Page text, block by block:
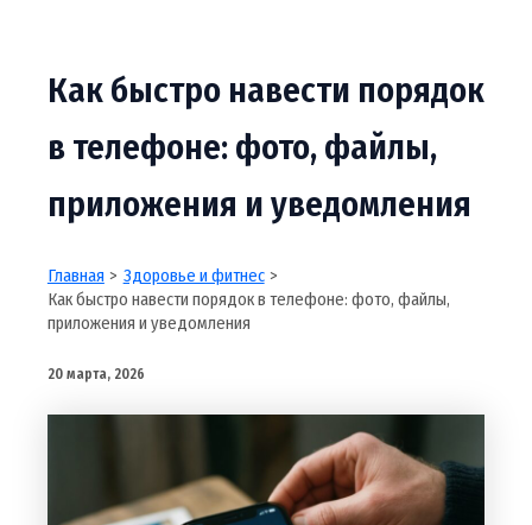
Как быстро навести порядок
в телефоне: фото, файлы,
приложения и уведомления
Главная
Здоровье и фитнес
Как быстро навести порядок в телефоне: фото, файлы,
приложения и уведомления
20 марта, 2026